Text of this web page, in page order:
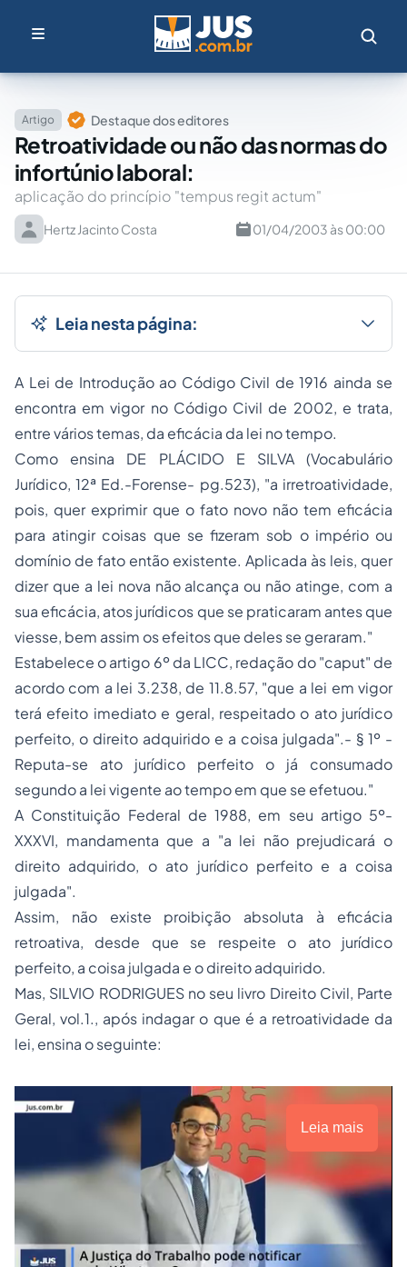
Artigo Destaque dos editores
Retroatividade ou não das normas do
infortúnio laboral:
aplicação do princípio "tempus regit actum"
Hertz Jacinto Costa 01/04/2003 às 00:00
Leia nesta página:
A Lei de Introdução ao Código Civil de 1916 ainda se
encontra em vigor no Código Civil de 2002, e trata,
entre vários temas, da eficácia da lei no tempo.
Como ensina DE PLÁCIDO E SILVA (Vocabulário
Jurídico, 12ª Ed.-Forense- pg.523), "a irretroatividade,
pois, quer exprimir que o fato novo não tem eficácia
para atingir coisas que se fizeram sob o império ou
domínio de fato então existente. Aplicada às leis, quer
dizer que a lei nova não alcança ou não atinge, com a
sua eficácia, atos jurídicos que se praticaram antes que
viesse, bem assim os efeitos que deles se geraram."
Estabelece o artigo 6º da LICC, redação do "caput" de
acordo com a lei 3.238, de 11.8.57, "que a lei em vigor
terá efeito imediato e geral, respeitado o ato jurídico
perfeito, o direito adquirido e a coisa julgada".- § 1º -
Reputa-se ato jurídico perfeito o já consumado
segundo a lei vigente ao tempo em que se efetuou."
A Constituição Federal de 1988, em seu artigo 5º-
XXXVI, mandamenta que a "a lei não prejudicará o
direito adquirido, o ato jurídico perfeito e a coisa
julgada".
Assim, não existe proibição absoluta à eficácia
retroativa, desde que se respeite o ato jurídico
perfeito, a coisa julgada e o direito adquirido.
Mas, SILVIO RODRIGUES no seu livro Direito Civil, Parte
Geral, vol.1., após indagar o que é a retroatividade da
lei, ensina o seguinte:
Leia mais